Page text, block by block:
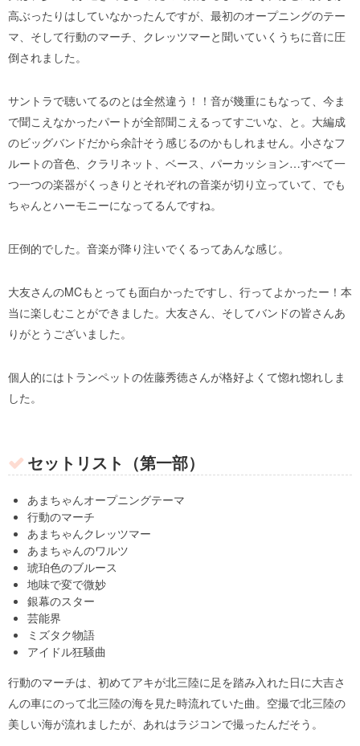
高ぶったりはしていなかったんですが、最初のオープニングのテー
マ、そして行動のマーチ、クレッツマーと聞いていくうちに音に圧
倒されました。
サントラで聴いてるのとは全然違う！！音が幾重にもなって、今ま
で聞こえなかったパートが全部聞こえるってすごいな、と。大編成
のビッグバンドだから余計そう感じるのかもしれません。小さなフ
ルートの音色、クラリネット、ベース、パーカッション…すべて一
つ一つの楽器がくっきりとそれぞれの音楽が切り立っていて、でも
ちゃんとハーモニーになってるんですね。
圧倒的でした。音楽が降り注いでくるってあんな感じ。
大友さんのMCもとっても面白かったですし、行ってよかったー！本
当に楽しむことができました。大友さん、そしてバンドの皆さんあ
りがとうございました。
個人的にはトランペットの佐藤秀徳さんが格好よくて惚れ惚れしま
した。
セットリスト（第一部）
あまちゃんオープニングテーマ
行動のマーチ
あまちゃんクレッツマー
あまちゃんのワルツ
琥珀色のブルース
地味で変で微妙
銀幕のスター
芸能界
ミズタク物語
アイドル狂騒曲
行動のマーチは、初めてアキが北三陸に足を踏み入れた日に大吉さ
んの車にのって北三陸の海を見た時流れていた曲。空撮で北三陸の
美しい海が流れましたが、あれはラジコンで撮ったんだそう。